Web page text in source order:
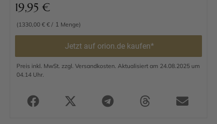
19,95 €
(1330,00 € € / 1 Menge)
Jetzt auf orion.de kaufen*
Preis inkl. MwSt. zzgl. Versandkosten. Aktualisiert am 24.08.2025 um
04.14 Uhr.